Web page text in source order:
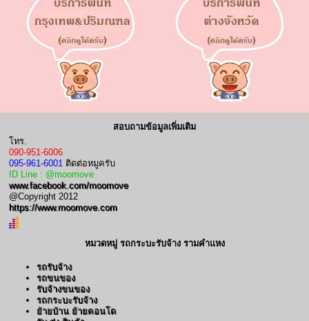
สอบถามข้อมูลเพิ่มเติม
โทร.
090-951-6006
095-961-6001 ติดต่อหมูครับ
ID Line : @moomove
www.facebook.com/moomove
@Copyright 2012
https://www.moomove.com
หมวดหมู่ รถกระบะรับจ้าง รามคำแหง
รถรับจ้าง
รถขนของ
รับจ้างขนของ
รถกระบะรับจ้าง
ย้ายบ้าน ย้ายคอนโด